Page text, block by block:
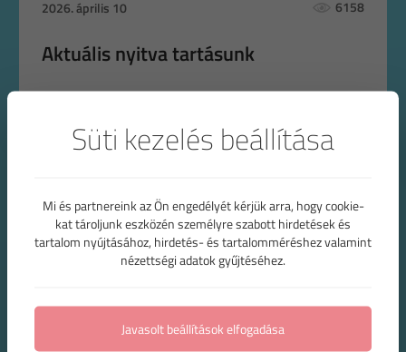
2026. április 10 6158
Aktuális nyitva tartásunk
TÉMÁK
Koszorúslány ruhák
Jelmezkölcsönzés
Süti kezelés beállítása
Mi és partnereink az Ön engedélyét kérjük arra, hogy cookie-
kat tároljunk eszközén személyre szabott hirdetések és
tartalom nyújtásához, hirdetés- és tartalomméréshez valamint
nézettségi adatok gyűjtéséhez.
Javasolt beállítások elfogadása